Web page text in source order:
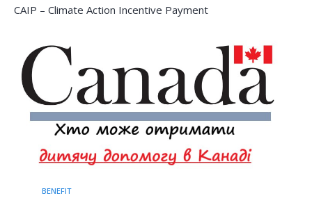
CAIP – Climate Action Incentive Payment
BENEFIT